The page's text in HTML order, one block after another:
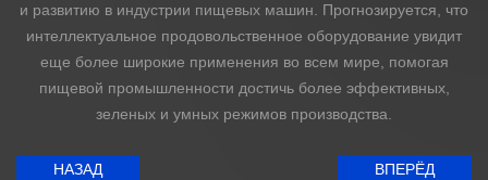
и развитию в индустрии пищевых машин. Прогнозируется, что
интеллектуальное продовольственное оборудование увидит
еще более широкие применения во всем мире, помогая
пищевой промышленности достичь более эффективных,
зеленых и умных режимов производства.
НАЗАД ВПЕРЁД